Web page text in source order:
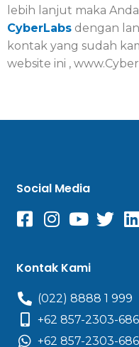
lebih lanjut maka
CyberLabs dengan
kontak yang sudah
website ini ,
Social Media
Kontak Kami
(022) 8888 1 999
+62 857-2303-
+62 857-2303-